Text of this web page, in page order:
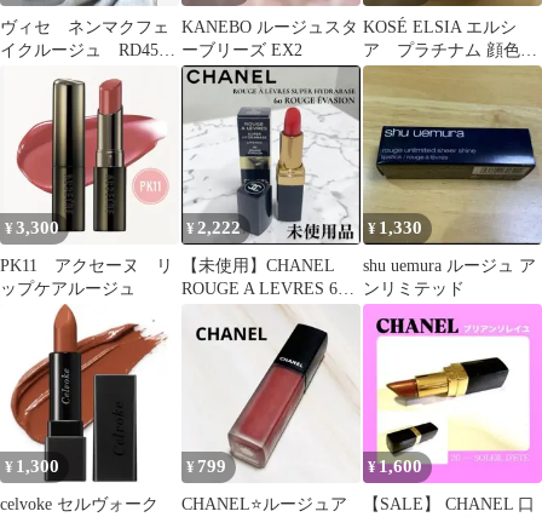
ヴィセ ネンマクフェ
イクルージュ RD451
KANEBO ルージュスタ
ーブリーズ EX2
KOSÉ ELSIA エルシ
ア プラチナム 顔色ア
ップ ラスティングルー
ジュ
¥3,300
PK11 アクセーヌ リ
ップケアルージュ
¥2,222
【未使用】CHANEL
ROUGE A LEVRES 60
ROUGE EVAS
¥ 1,330
shu uemura ルージュ ア
ンリミテッド
¥ 1,300
celvoke セルヴォーク
¥ 799
CHANEL⭐️ルージュア
¥1,600
【SALE】 CHANEL 口